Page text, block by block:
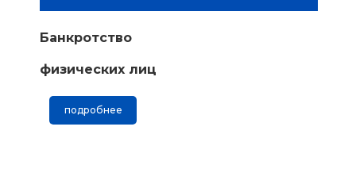
Банкротство
физических лиц
подробнее